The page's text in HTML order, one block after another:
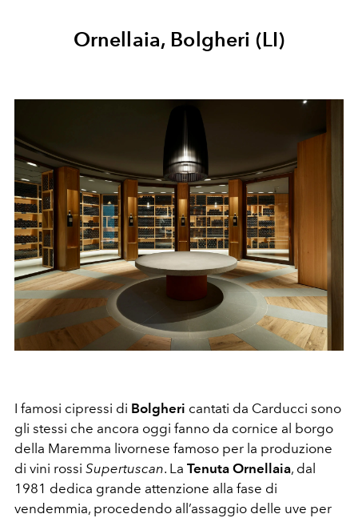
Ornellaia, Bolgheri (LI)
I famosi cipressi di Bolgheri cantati da Carducci sono
gli stessi che ancora oggi fanno da cornice al borgo
della Maremma livornese famoso per la produzione
di vini rossi Supertuscan. La Tenuta Ornellaia, dal
1981 dedica grande attenzione alla fase di
vendemmia, procedendo all’assaggio delle uve per